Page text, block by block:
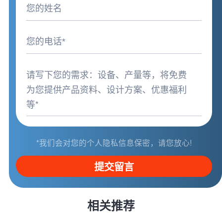
*我们会对您的个人隐私信息保密，请您放心!
提交留言
相关推荐